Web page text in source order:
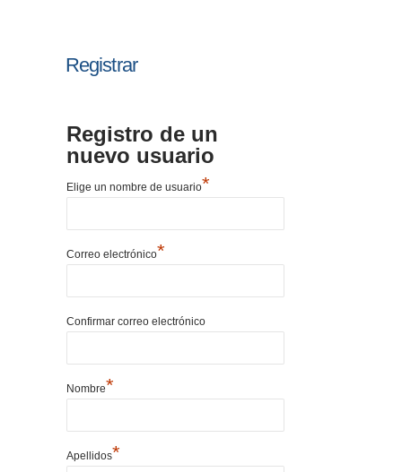
Registrar
Registro de un
nuevo usuario
Elige un nombre de usuario*
Correo electrónico*
Confirmar correo electrónico
Nombre*
Apellidos*